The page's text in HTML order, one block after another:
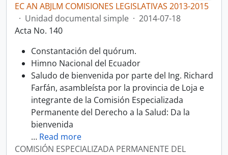
EC AN ABJLM COMISIONES LEGISLATIVAS 2013-2015
· Unidad documental simple · 2014-07-18
Acta No. 140
Constantación del quórum.
Himno Nacional del Ecuador
Saludo de bienvenida por parte del Ing. Richard
Farfán, asambleísta por la provincia de Loja e
integrante de la Comisión Especializada
Permanente del Derecho a la Salud: Da la
bienvenida
… Read more
COMISIÓN ESPECIALIZADA PERMANENTE DEL